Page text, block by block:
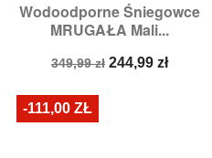
Wodoodporne Śniegowce
MRUGAŁA Mali...
Cena
349,99 zł Cena
244,99 zł
-111,00 ZŁ